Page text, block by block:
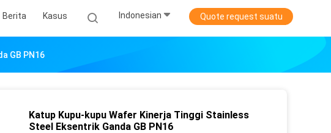
Berita Kasus Indonesian Quote request suatu
GB PN16
Katup Kupu-kupu Wafer Kinerja Tinggi Stainless
Steel Eksentrik Ganda GB PN16